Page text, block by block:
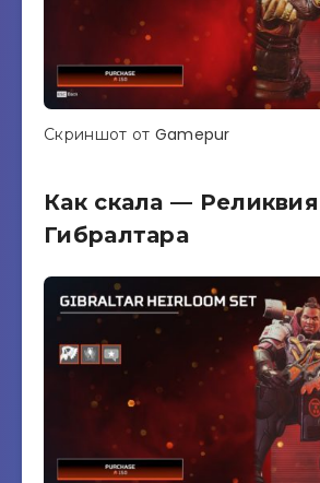
Скриншот от Gamepur
Как скала — Реликвия
Гибралтара